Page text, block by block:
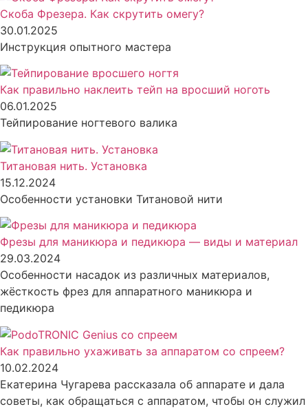
Скоба Фрезера. Как скрутить омегу?
30.01.2025
Инструкция опытного мастера
Как правильно наклеить тейп на вросший ноготь
06.01.2025
Тейпирование ногтевого валика
Титановая нить. Установка
15.12.2024
Особенности установки Титановой нити
Фрезы для маникюра и педикюра — виды и материал
29.03.2024
Особенности насадок из различных материалов,
жёсткость фрез для аппаратного маникюра и
педикюра
Как правильно ухаживать за аппаратом со спреем?
10.02.2024
Екатерина Чугарева рассказала об аппарате и дала
советы, как обращаться с аппаратом, чтобы он служил